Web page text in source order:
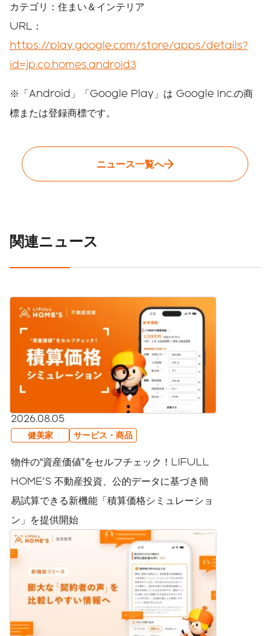
カテゴリ：住まい＆インテリア
URL：
https://play.google.com/store/apps/details?
id=jp.co.homes.android3
※「Android」「Google Play」は Google Inc.の商
標または登録商標です。
ニュース一覧へ
関連ニュース
2026.08.05
健美家 サービス・商品
物件の“資産価値”をセルフチェック！LIFULL
HOME'S 不動産投資、公的データに基づき簡
易試算できる新機能「積算価格シミュレーショ
ン」を提供開始